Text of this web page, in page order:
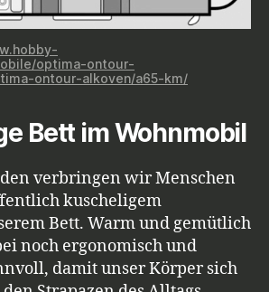
optima-ontour-
ontour-alkoven/a65-km/
Bett im Wohnmobil
verbringen wir Menschen
kuscheligem
Bett. Warm und gemütlich
noch ergonomisch und
damit unser Körper sich